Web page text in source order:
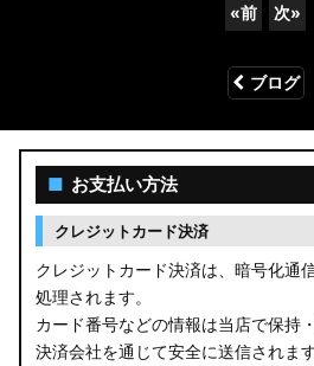
«前 次»
ブログ
■ お支払い方法
クレジットカード決済
クレジットカード決済は、暗号化通
処理されます。
カード番号などの情報は当店で保持
決済会社を通じて安全に送信されます